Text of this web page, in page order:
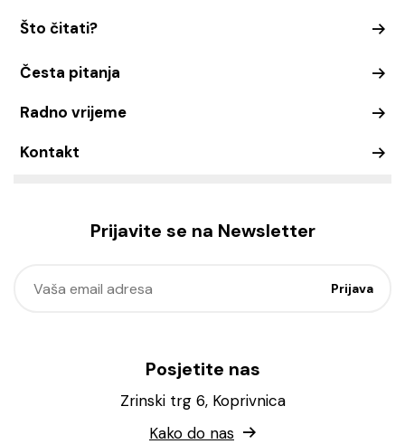
Što čitati?
Česta pitanja
Radno vrijeme
Kontakt
Prijavite se na Newsletter
Posjetite nas
Zrinski trg 6, Koprivnica
Kako do nas